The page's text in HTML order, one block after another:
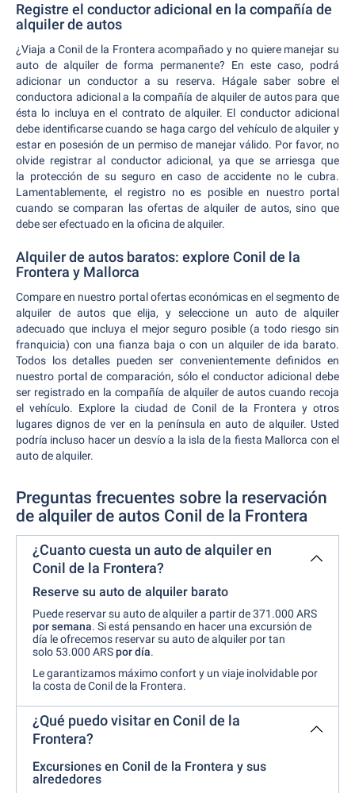
Registre el conductor adicional en la compañía de
alquiler de autos
¿Viaja a Conil de la Frontera acompañado y no quiere manejar su
auto de alquiler de forma permanente? En este caso, podrá
adicionar un conductor a su reserva. Hágale saber sobre el
conductora adicional a la compañía de alquiler de autos para que
ésta lo incluya en el contrato de alquiler. El conductor adicional
debe identificarse cuando se haga cargo del vehículo de alquiler y
estar en posesión de un permiso de manejar válido. Por favor, no
olvide registrar al conductor adicional, ya que se arriesga que
la protección de su seguro en caso de accidente no le cubra.
Lamentablemente, el registro no es posible en nuestro portal
cuando se comparan las ofertas de alquiler de autos, sino que
debe ser efectuado en la oficina de alquiler.
Alquiler de autos baratos: explore Conil de la
Frontera y Mallorca
Compare en nuestro portal ofertas económicas en el segmento de
alquiler de autos que elija, y seleccione un auto de alquiler
adecuado que incluya el mejor seguro posible (a todo riesgo sin
franquicia) con una fianza baja o con un alquiler de ida barato.
Todos los detalles pueden ser convenientemente definidos en
nuestro portal de comparación, sólo el conductor adicional debe
ser registrado en la compañía de alquiler de autos cuando recoja
el vehículo. Explore la ciudad de Conil de la Frontera y otros
lugares dignos de ver en la península en auto de alquiler. Usted
podría incluso hacer un desvío a la isla de la fiesta Mallorca con el
auto de alquiler.
Preguntas frecuentes sobre la reservación
de alquiler de autos Conil de la Frontera
¿Cuanto cuesta un auto de alquiler en
Conil de la Frontera?
Reserve su auto de alquiler barato
Puede reservar su auto de alquiler a partir de 371.000 ARS
por semana. Si está pensando en hacer una excursión de
día le ofrecemos reservar su auto de alquiler por tan
solo 53.000 ARSpor día.
Le garantizamos máximo confort y un viaje inolvidable por
la costa de Conil de la Frontera.
¿Qué puedo visitar en Conil de la
Frontera?
Excursiones en Conil de la Frontera y sus
alrededores